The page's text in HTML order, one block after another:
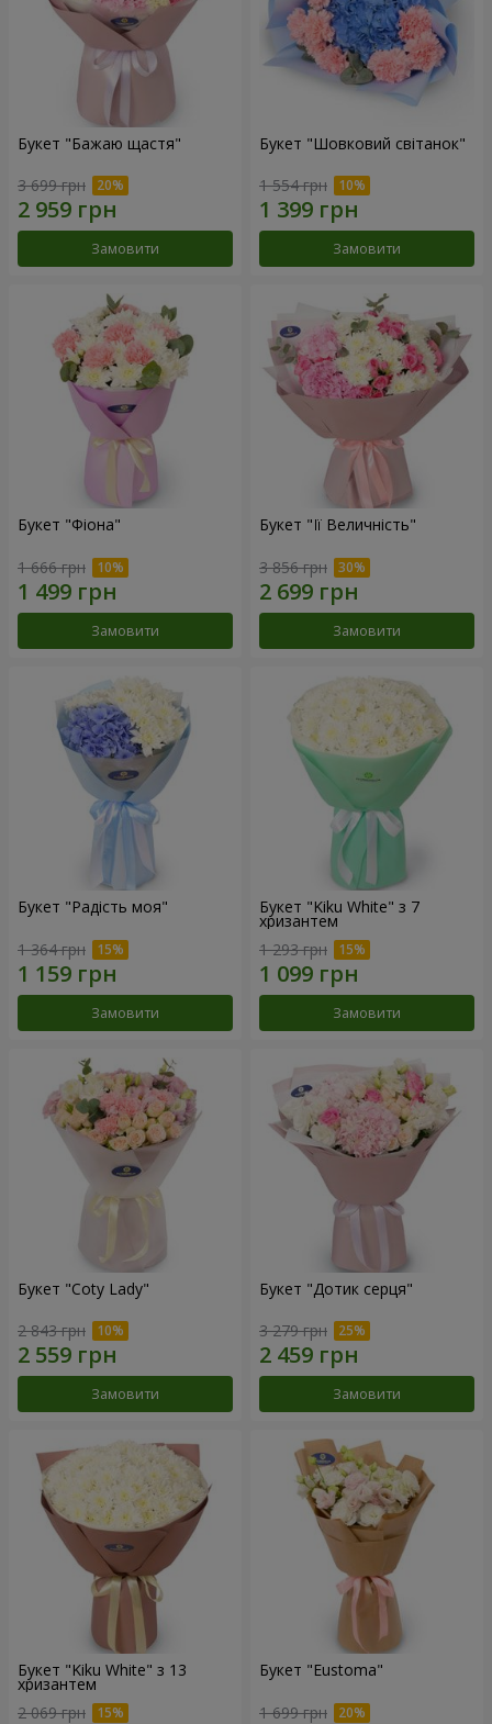
Букет "Бажаю щастя"
3 699 грн
Замовити
Букет "Шовковий світанок"
1 554 грн
Замовити
Букет "Фіона"
1 666 грн
Замовити
Букет "Її Величність"
3 856 грн
Замовити
Букет "Радість моя"
1 364 грн
Замовити
Букет "Kiku White" з 7
хризантем
1 293 грн
Замовити
Букет "Coty Lady"
2 843 грн
Замовити
Букет "Дотик серця"
3 279 грн
Замовити
Букет "Kiku White" з 13
хризантем
2 069 грн
Букет "Eustoma"
1 699 грн